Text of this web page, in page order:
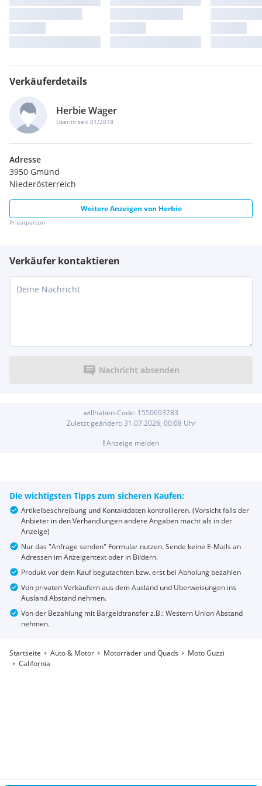
Verkäuferdetails
Herbie Wager
User:in seit 01/2018
Adresse
3950 Gmünd
Niederösterreich
Weitere Anzeigen von Herbie
Privatperson
Verkäufer kontaktieren
Nachricht absenden
willhaben-Code: 1550693783
Zuletzt geändert: 31.07.2026, 00:08 Uhr
!Anzeige melden
Die wichtigsten Tipps zum sicheren Kaufen:
Artikelbeschreibung und Kontaktdaten kontrollieren. (Vorsicht falls der
Anbieter in den Verhandlungen andere Angaben macht als in der
Anzeige)
Nur das "Anfrage senden" Formular nutzen. Sende keine E-Mails an
Adressen im Anzeigentext oder in Bildern.
Produkt vor dem Kauf begutachten bzw. erst bei Abholung bezahlen
Von privaten Verkäufern aus dem Ausland und Überweisungen ins
Ausland Abstand nehmen.
Von der Bezahlung mit Bargeldtransfer z.B.: Western Union Abstand
nehmen.
Startseite Auto & Motor Motorräder und Quads
Moto Guzzi
California